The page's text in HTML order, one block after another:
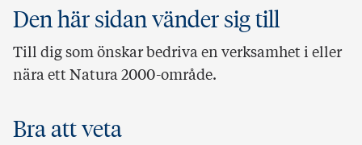
Den här sidan vänder sig till
Till dig som önskar bedriva en verksamhet i eller
nära ett Natura 2000-område.
Bra att veta